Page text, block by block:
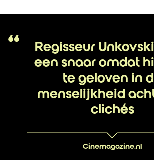
Regisseur
een snaar omdat
te geloven in
menselijkheid
clichés
Cinemagazine.nl